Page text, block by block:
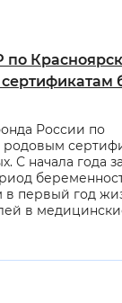
по
России по
родовым
С начала года
в первый год
в